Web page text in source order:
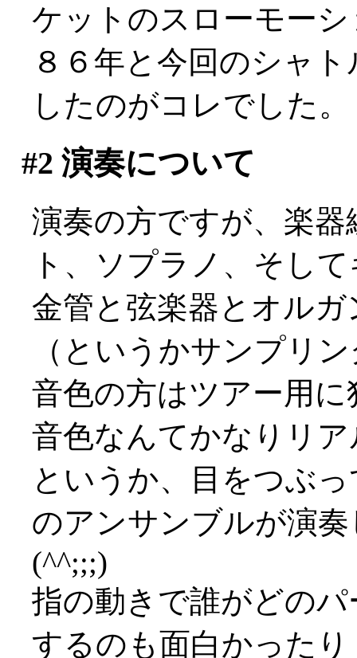
ケットのスローモー
８６年と今回のシャ
したのがコレでした。
#2 演奏について
演奏の方ですが、楽
ト、ソプラノ、そし
金管と弦楽器とオル
（というかサンプリ
音色の方はツアー用
音色なんてかなりリア
というか、目をつぶ
のアンサンブルが演
(^^;;;)
指の動きで誰がどの
するのも面白かったり